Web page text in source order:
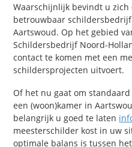
Waarschijnlijk bevindt u
betrouwbaar
Aartswoud. Op het gebied
Schildersbedrijf Noord-
contact te komen met een
schildersprojecten uitvoert.
Of het nu gaat om
een (woon)kamer in
belangrijk u goed te laten
meesterschilder kost in uw
optimale balans is tussen